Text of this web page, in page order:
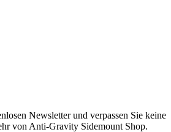
Newsletter und verpassen Sie keine
von Anti-Gravity Sidemount Shop.